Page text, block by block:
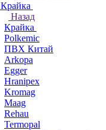
Крайка
Назад
Крайка
Polkemic
ПВХ Китай
Arkopa
Egger
Hranipex
Kromag
Maag
Rehau
Termopal